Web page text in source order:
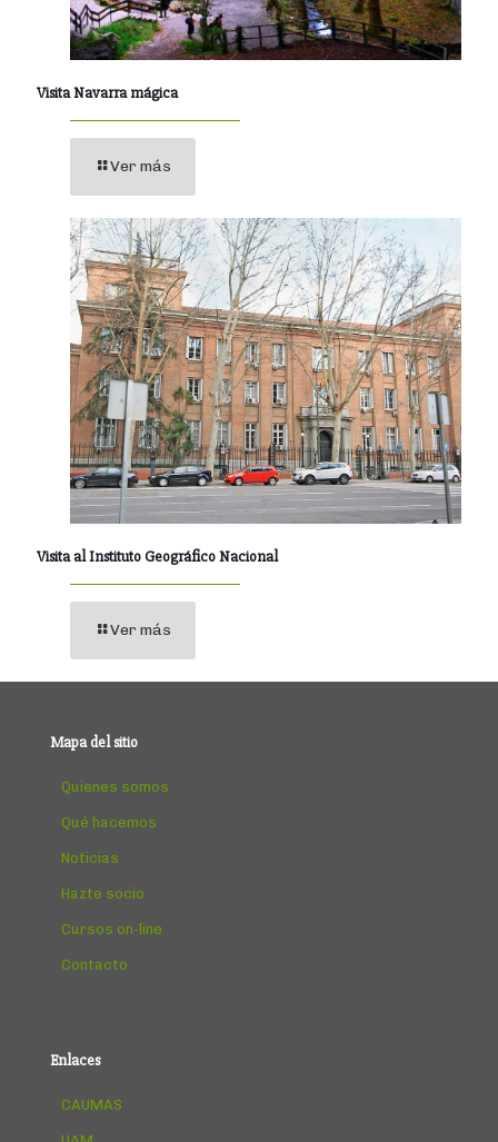
Visita Navarra mágica
Ver más
Visita al Instituto Geográfico Nacional
Ver más
Mapa del sitio
Quienes somos
Qué hacemos
Noticias
Hazte socio
Cursos on-line
Contacto
Enlaces
CAUMAS